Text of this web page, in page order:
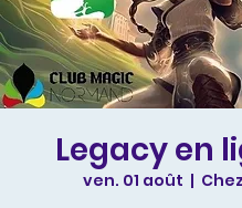
Legacy en
ven. 01 août
  |